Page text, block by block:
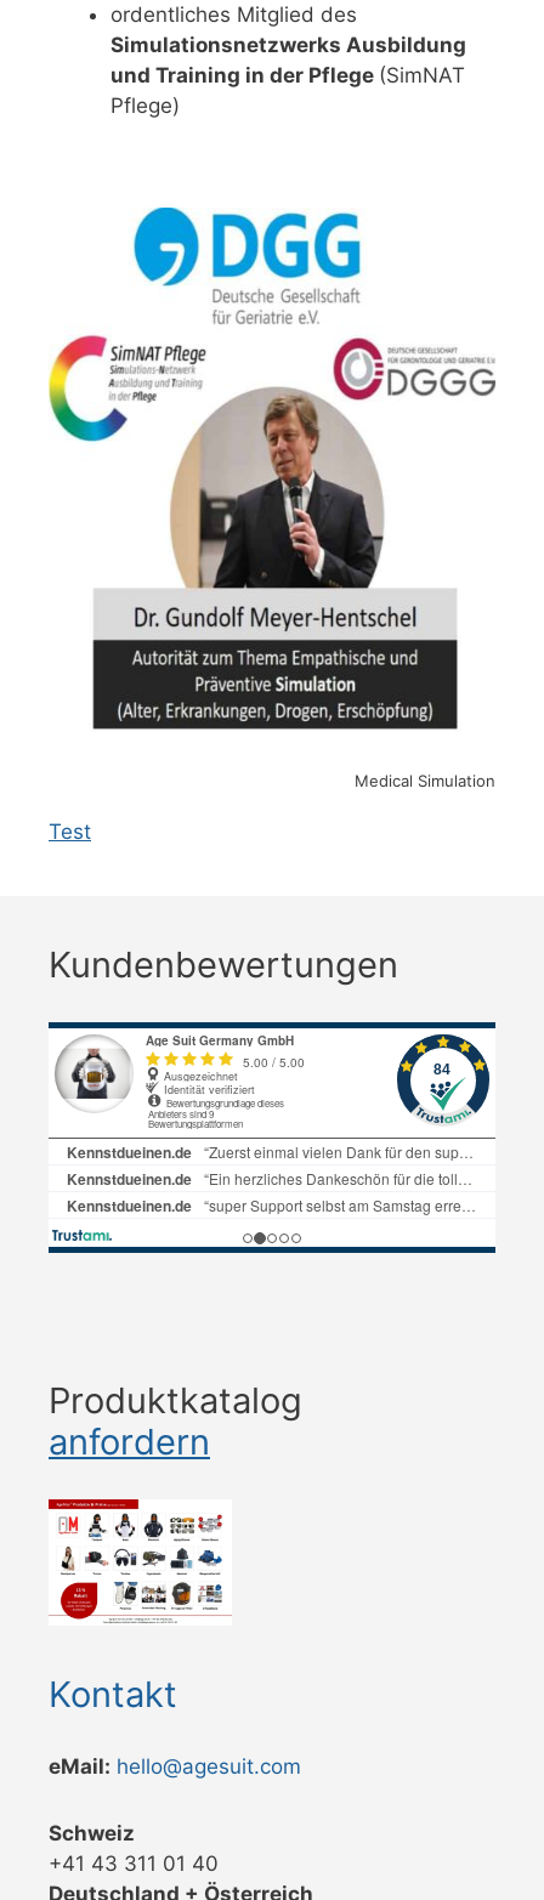
ordentliches Mitglied des
Simulationsnetzwerks Ausbildung
und Training in der Pflege (SimNAT
Pflege)
Medical Simulation
Test
Kundenbewertungen
Produktkatalog
anfordern
Kontakt
eMail: hello@agesuit.com
Schweiz
+41 43 311 01 40
Deutschland + Österreich